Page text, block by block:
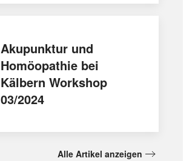
Akupunktur und
Homöopathie bei
Kälbern Workshop
03/2024
Alle Artikel anzeigen